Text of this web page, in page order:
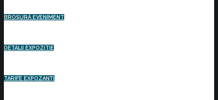
BROȘURĂ EVENIMENT
DETALII EXPOZITIE
TARIFE EXPOZANȚI